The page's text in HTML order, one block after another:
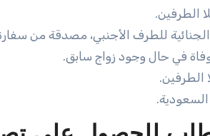
الطرفين.
للطرف الأجنبي، مصدقة من سفارة
في حال وجود زواج سابق.
الطرفين.
السعودية.